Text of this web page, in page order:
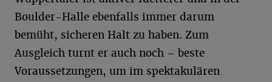
Boulder-Halle ebenfalls immer darum
bemüht, sicheren Halt zu haben. Zum
Ausgleich turnt er auch noch – beste
Voraussetzungen, um im spektakulären